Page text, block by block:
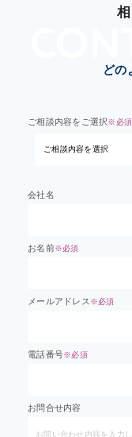
どの
ご相談内容をご選択※必須
会社名
お名前※必須
メールアドレス※必須
電話番号※必須
お問合せ内容